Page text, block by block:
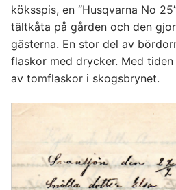
köksspis, en “Husqvarna No
tältkåta på gården och den
gästerna. En stor del av
flaskor med drycker. Med
av tomflaskor i skogsbrynet.